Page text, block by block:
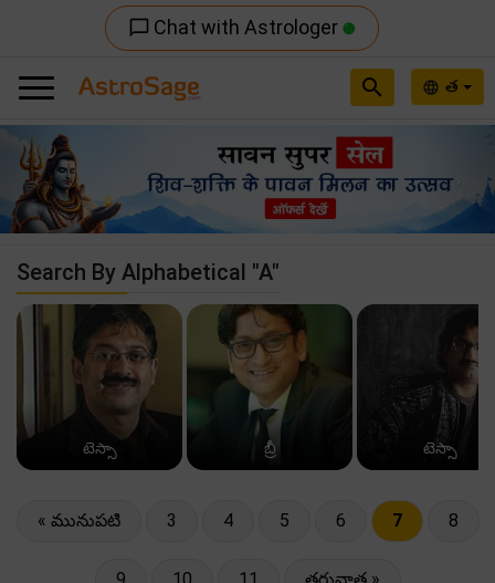
chat_bubble_outline Chat with Astrologer
language త
search
Previous
Search By Alphabetical "A"
టెస్సా బ్రీ టెస్సా
« మునుపటి 3 4 5 6 7 8